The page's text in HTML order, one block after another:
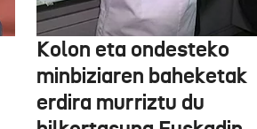
Kolon eta ondesteko
minbiziaren baheketak
erdira murriztu du